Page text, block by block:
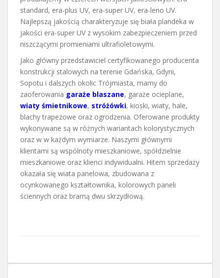
standard, era-plus UV, era-super UV, era-leno UV.
Najlepszą jakością charakteryzuje się biała plandeka w
jakości era-super UV z wysokim zabezpieczeniem przed
niszczącymi promieniami ultrafioletowymi.
Jako główny przedstawiciel certyfikowanego producenta
konstrukcji stalowych na terenie Gdańska, Gdyni,
Sopotu i dalszych okolic Trójmiasta, mamy do
zaoferowania garaże blaszane, garaże ocieplane,
wiaty śmietnikowe, stróżówki, kioski, wiaty, hale,
blachy trapezowe oraz ogrodzenia. Oferowane produkty
wykonywane są w różnych wariantach kolorystycznych
oraz w w każdym wymiarze. Naszymi głównymi
klientami są wspólnoty mieszkaniowe, spółdzielnie
mieszkaniowe oraz klienci indywidualni. Hitem sprzedaży
okazała się wiata panelowa, zbudowana z
ocynkowanego kształtownika, kolorowych paneli
ściennych oraz bramą dwu skrzydłową.